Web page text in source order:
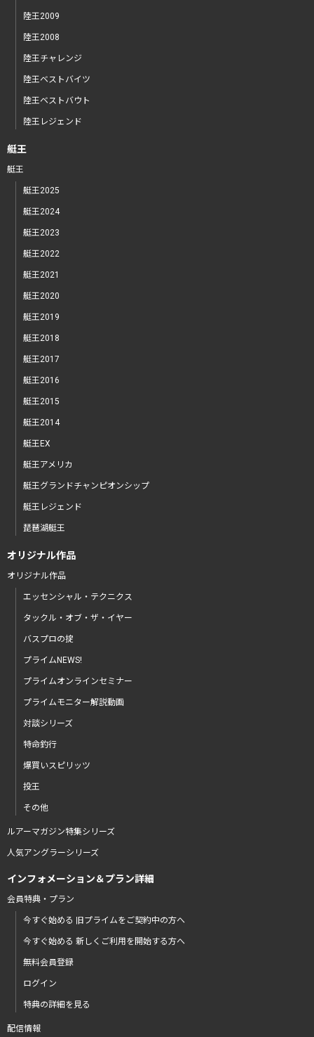
陸王2009
陸王2008
陸王チャレンジ
陸王ベストバイツ
陸王ベストバウト
陸王レジェンド
艇王
艇王
艇王2025
艇王2024
艇王2023
艇王2022
艇王2021
艇王2020
艇王2019
艇王2018
艇王2017
艇王2016
艇王2015
艇王2014
艇王EX
艇王アメリカ
艇王グランドチャンピオンシップ
艇王レジェンド
琵琶湖艇王
オリジナル作品
オリジナル作品
エッセンシャル・テクニクス
タックル・オブ・ザ・イヤー
バスプロの掟
プライムNEWS!
プライムオンラインセミナー
プライムモニター解説動画
対談シリーズ
特命釣行
爆買いスピリッツ
投王
その他
ルアーマガジン特集シリーズ
人気アングラーシリーズ
インフォメーション＆プラン詳細
会員特典・プラン
今すぐ始める 旧プライムをご契約中の方へ
今すぐ始める 新しくご利用を開始する方へ
無料会員登録
ログイン
特典の詳細を見る
配信情報